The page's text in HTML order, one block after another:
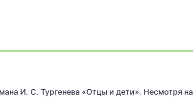
И. С. Тургенева «Отцы и дети». Несмотря на